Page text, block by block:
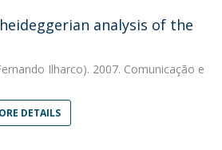
analysis of the
Ilharco). 2007. Comunicação e
DETAILS